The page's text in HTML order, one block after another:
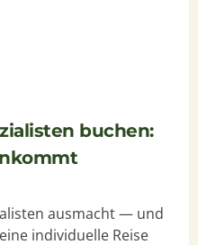
buchen:
ausmacht — und
individuelle Reise